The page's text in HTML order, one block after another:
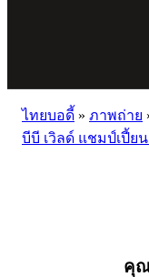
ไทยบอดี้ » ภาพถ่าย
บีบี เวิลด์ แชมป์เปี้ย
คุณ